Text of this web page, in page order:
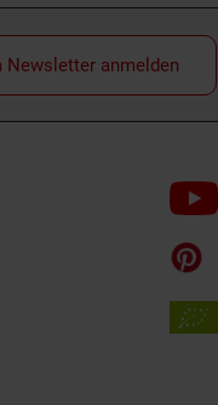
Newsletter anmelden
Folge
uns
auf